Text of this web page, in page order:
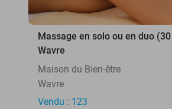
Massage en solo ou en duo
Wavre
Maison du Bien-être
Wavre
Vendu : 123